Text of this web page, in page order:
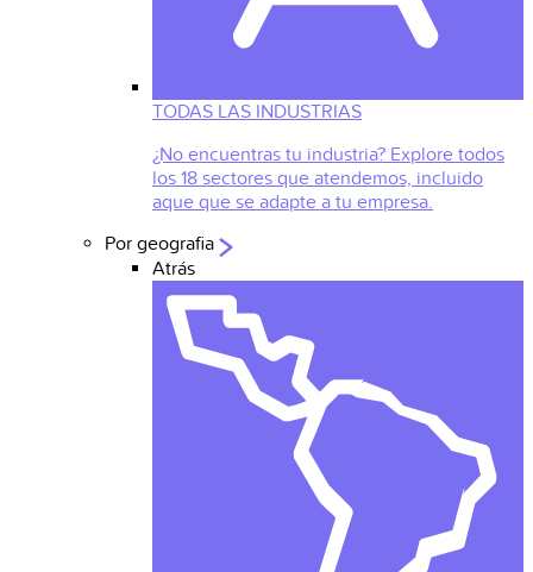
TODAS LAS INDUSTRIAS
¿No encuentras tu industria? Explore todos
los 18 sectores que atendemos, incluido
aque que se adapte a tu empresa.
Por geografia
Atrás